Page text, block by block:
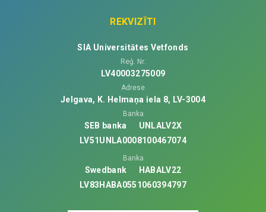
REKVIZĪTI
SIA Universitātes Vetfonds
Reģ. Nr.
LV40003275009
Adrese
Jelgava, K. Helmaņa iela 8, LV-3004
Banka
SEB banka
UNLALV2X
LV51UNLA0008100467074
Banka
Swedbank
HABALV22
LV83HABA0551060394797